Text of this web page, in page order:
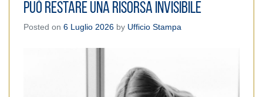
può restare una risorsa invisibile
Posted on 6 Luglio 2026 by Ufficio Stampa